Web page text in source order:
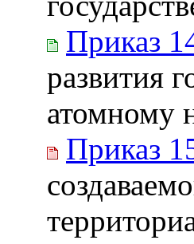
Приказ
развития
атомному
Приказ